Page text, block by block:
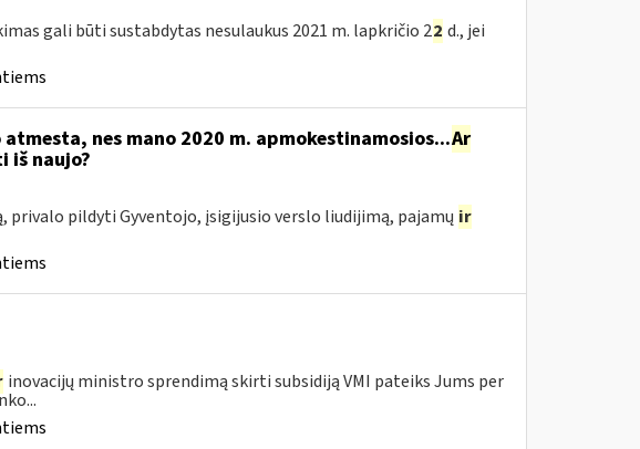
gali būti sustabdytas nesulaukus 2021 m. lapkričio 22 d., jei
nes mano 2020 m. apmokestinamosios...Ar
naujo?
privalo pildyti Gyventojo, įsigijusio verslo liudijimą, pajamų ir
inovacijų ministro sprendimą skirti subsidiją VMI pateiks Jums per